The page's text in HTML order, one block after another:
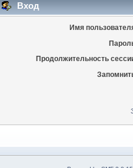
Вход
Имя
Продолжительность